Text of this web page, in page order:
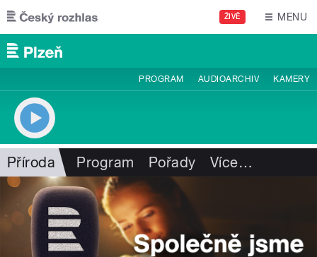
Přejít k hlavnímu obsahu
ŽIVĚ MENU
PROGRAM AUDIOARCHIV KAMERY
Příroda Program Pořady Více…